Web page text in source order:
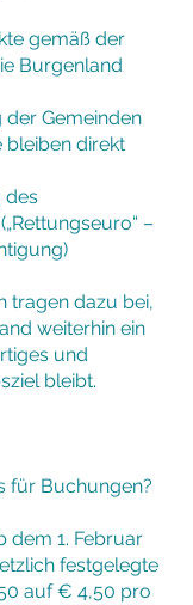
gemäß der
Burgenland
Gemeinden
bleiben direkt
des
–
tragen dazu bei,
weiterhin ein
und
bleibt.
für Buchungen?
dem 1. Februar
festgelegte
auf € 4,50 pro